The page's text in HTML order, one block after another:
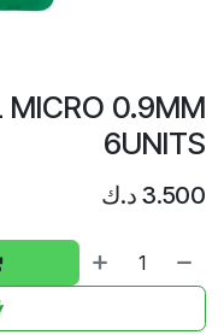
MICRO 0.9MM
6UNITS
3.500 د.ك